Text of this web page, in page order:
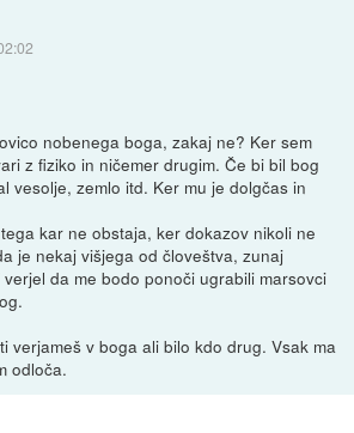
nobenega boga, zakaj ne? Ker sem
z fiziko in ničemer drugim. Če bi bil bog
vesolje, zemlo itd. Ker mu je dolgčas in
kar ne obstaja, ker dokazov nikoli ne
je nekaj višjega od človeštva, zunaj
da me bodo ponoči ugrabili marsovci
verjameš v boga ali bilo kdo drug. Vsak ma
odloča.